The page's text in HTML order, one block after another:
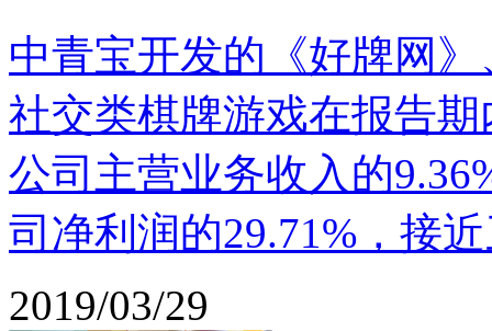
中青宝开发的《好牌网
社交类棋牌游戏在报告
公司主营业务收入的
司净利润的29.71%，接
2019/03/29